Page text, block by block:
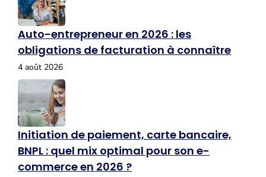
Auto-entrepreneur en 2026 : les
obligations de facturation à connaître
4 août 2026
Initiation de paiement, carte bancaire,
BNPL : quel mix optimal pour son e-
commerce en 2026 ?